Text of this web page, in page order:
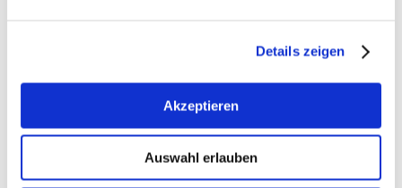
Details zeigen
Akzeptieren
Auswahl erlauben
Tischvorlage zu TOP 9 Regelungen
Präsentation zur Vorstandssitzung am 15.
Dezember 2020 »